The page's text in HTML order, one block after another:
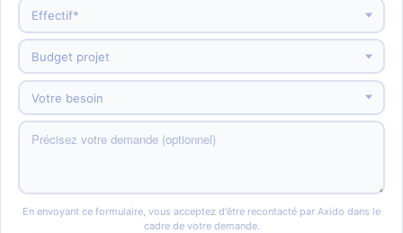
En envoyant ce formulaire, vous acceptez d'être recontacté par Axido dans le
cadre de votre demande.